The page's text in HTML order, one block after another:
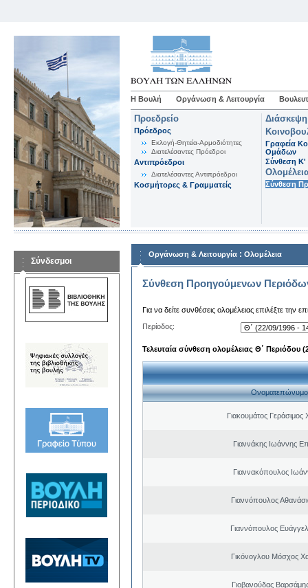
Η Βουλή Οργάνωση & Λειτουργία
Προεδρείο
Πρόεδρος
Εκλογή-Θητεία-Αρμοδιότητες
Διατελέσαντες Πρόεδροι
Αντιπρόεδροι
Διατελέσαντες Αντιπρόεδροι
Κοσμήτορες & Γραμματείς
Γραφεία
Ομάδων
Σύνθεση K'
Σύνθεση
Σύνδεσμοι
Οργάνωση & Λειτουργία : Ολομέλεια
Σύνθεση Προηγούμενων
Για να δείτε συνθέσεις ολομέλειας επιλέξτε την
Περίοδος:
Τελευταία σύνθεση ολομέλειας Θ΄ Περιόδου
Ονοματεπώνυμο
Γιακουμάτος
Γιαννάκης Ιωάννης
Γιαννακόπουλος
Γιαννόπουλος
Γιαννόπουλος
Γικόνογλου Μόσχος
Γιοβανούδας